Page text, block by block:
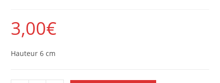
3,00€
Hauteur 6 cm